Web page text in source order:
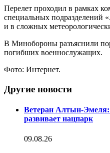
Перелет проходил в рамках
специальных подразделений
и в сложных
В Минобороны разъяснили
погибших военнослужащих.
Фото: Интернет.
Другие новости
Ветеран Алтын-Эмеля:
развивает нацпарк
09.08.26